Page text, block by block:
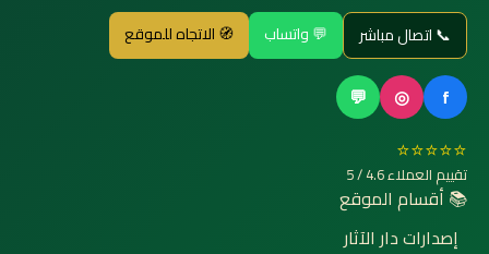
📞 اتصال مباشر 💬 واتساب 🧭 الاتجاه للموقع
f
◎
💬
⭐⭐⭐⭐⭐
تقييم العملاء 4.6 / 5
📚 أقسام الموقع
إصدارات دار الآثار